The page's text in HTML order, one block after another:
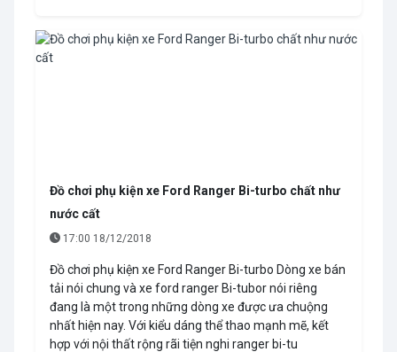
Đồ chơi phụ kiện xe Ford Ranger Bi-turbo chất như
nước cất
17:00 18/12/2018
Đồ chơi phụ kiện xe Ford Ranger Bi-turbo Dòng xe bán
tải nói chung và xe ford ranger Bi-tubor nói riêng
đang là một trong những dòng xe được ưa chuộng
nhất hiện nay. Với kiểu dáng thể thao mạnh mẽ, kết
hợp với nội thất rộng rãi tiện nghi ranger bi-tu